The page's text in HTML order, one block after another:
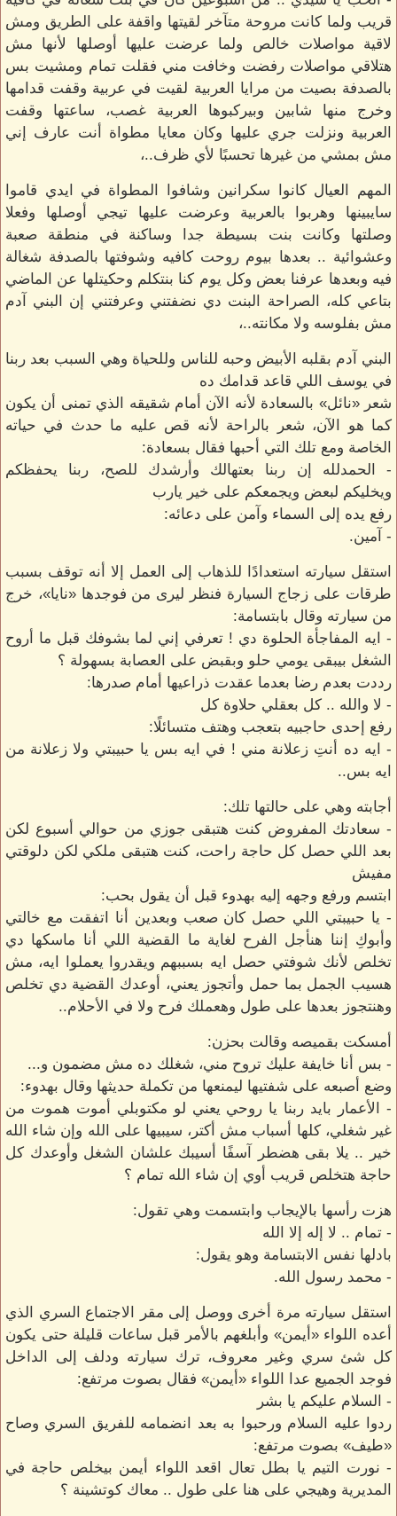
قريب ولما كانت مروحة متآخر لقيتها واقفة على الطريق ومش
لاقية مواصلات خالص ولما عرضت عليها أوصلها لأنها مش
هتلاقي مواصلات رفضت وخافت مني فقلت تمام ومشيت بس
بالصدفة بصيت من مرايا العربية لقيت في عربية وقفت قدامها
وخرج منها شابين وبيركبوها العربية غصب، ساعتها وقفت
العربية ونزلت جري عليها وكان معايا مطواة أنت عارف إني
مش بمشي من غيرها تحسبًا لأي ظرف..،
المهم العيال كانوا سكرانين وشافوا المطواة في ايدي قاموا
سايبينها وهربوا بالعربية وعرضت عليها تيجي أوصلها وفعلا
وصلتها وكانت بنت بسيطة جدا وساكنة في منطقة صعبة
وعشوائية .. بعدها بيوم روحت كافيه وشوفتها بالصدفة شغالة
فيه وبعدها عرفنا بعض وكل يوم كنا بنتكلم وحكيتلها عن الماضي
بتاعي كله، الصراحة البنت دي نضفتني وعرفتني إن البني آدم
مش بفلوسه ولا مكانته..،
البني آدم بقلبه الأبيض وحبه للناس وللحياة وهي السبب بعد ربنا
في يوسف اللي قاعد قدامك ده
شعر «نائل» بالسعادة لأنه الآن أمام شقيقه الذي تمنى أن يكون
كما هو الآن، شعر بالراحة لأنه قص عليه ما حدث في حياته
الخاصة ومع تلك التي أحبها فقال بسعادة:
- الحمدلله إن ربنا بعتهالك وأرشدك للصح، ربنا يحفظكم
ويخليكم لبعض ويجمعكم على خير يارب
رفع يده إلى السماء وآمن على دعائه:
- آمين.
استقل سيارته استعدادًا للذهاب إلى العمل إلا أنه توقف بسبب
طرقات على زجاج السيارة فنظر ليرى من فوجدها «نايا»، خرج
من سيارته وقال بابتسامة:
- ايه المفاجأة الحلوة دي ! تعرفي إني لما بشوفك قبل ما أروح
الشغل بيبقى يومي حلو وبقبض على العصابة بسهولة ؟
رددت بعدم رضا بعدما عقدت ذراعيها أمام صدرها:
- لا والله .. كل بعقلي حلاوة كل
رفع إحدى حاجبيه بتعجب وهتف متسائلًا:
- ايه ده أنتِ زعلانة مني ! في ايه بس يا حبيبتي ولا زعلانة من
ايه بس..
أجابته وهي على حالتها تلك:
- سعادتك المفروض كنت هتبقى جوزي من حوالي أسبوع لكن
بعد اللي حصل كل حاجة راحت، كنت هتبقى ملكي لكن دلوقتي
مفيش
ابتسم ورفع وجهه إليه بهدوء قبل أن يقول بحب:
- يا حبيبتي اللي حصل كان صعب وبعدين أنا اتفقت مع خالتي
وأبوكِ إننا هنأجل الفرح لغاية ما القضية اللي أنا ماسكها دي
تخلص لأنك شوفتي حصل ايه بسببهم ويقدروا يعملوا ايه، مش
هسيب الجمل بما حمل وأتجوز يعني، أوعدك القضية دي تخلص
وهنتجوز بعدها على طول وهعملك فرح ولا في الأحلام..
أمسكت بقميصه وقالت بحزن:
- بس أنا خايفة عليك تروح مني، شغلك ده مش مضمون و...
وضع أصبعه على شفتيها ليمنعها من تكملة حديثها وقال بهدوء:
- الأعمار بايد ربنا يا روحي يعني لو مكتوبلي أموت هموت من
غير شغلي، كلها أسباب مش أكتر، سيبيها على الله وإن شاء الله
خير .. يلا بقى هضطر آسفًا أسيبك علشان الشغل وأوعدك كل
حاجة هتخلص قريب أوي إن شاء الله تمام ؟
هزت رأسها بالإيجاب وابتسمت وهي تقول:
- تمام .. لا إله إلا الله
بادلها نفس الابتسامة وهو يقول:
- محمد رسول الله.
استقل سيارته مرة أخرى ووصل إلى مقر الاجتماع السري الذي
أعده اللواء «أيمن» وأبلغهم بالأمر قبل ساعات قليلة حتى يكون
كل شئ سري وغير معروف، ترك سيارته ودلف إلى الداخل
فوجد الجميع عدا اللواء «أيمن» فقال بصوت مرتفع:
- السلام عليكم يا بشر
ردوا عليه السلام ورحبوا به بعد انضمامه للفريق السري وصاح
«طيف» بصوت مرتفع:
- نورت التيم يا بطل تعال اقعد اللواء أيمن بيخلص حاجة في
المديرية وهيجي على هنا على طول .. معاك كوتشينة ؟